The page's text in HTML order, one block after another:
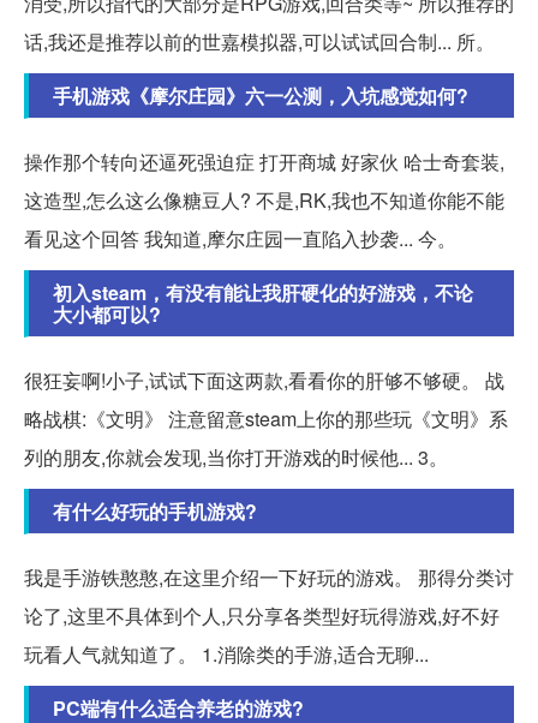
话,我还是推荐以前的世嘉模拟器,可以试试回合制... 所。
手机游戏《摩尔庄园》六一公测，入坑感觉如何?
操作那个转向还逼死强迫症 打开商城 好家伙 哈士奇套装,
这造型,怎么这么像糖豆人? 不是,RK,我也不知道你能不能
看见这个回答 我知道,摩尔庄园一直陷入抄袭... 今。
初入steam，有没有能让我肝硬化的好游戏，不论
大小都可以?
很狂妄啊!小子,试试下面这两款,看看你的肝够不够硬。 战
略战棋:《文明》 注意留意steam上你的那些玩《文明》系
列的朋友,你就会发现,当你打开游戏的时候他... 3。
有什么好玩的手机游戏?
我是手游铁憨憨,在这里介绍一下好玩的游戏。 那得分类讨
论了,这里不具体到个人,只分享各类型好玩得游戏,好不好
玩看人气就知道了。 1.消除类的手游,适合无聊...
PC端有什么适合养老的游戏?